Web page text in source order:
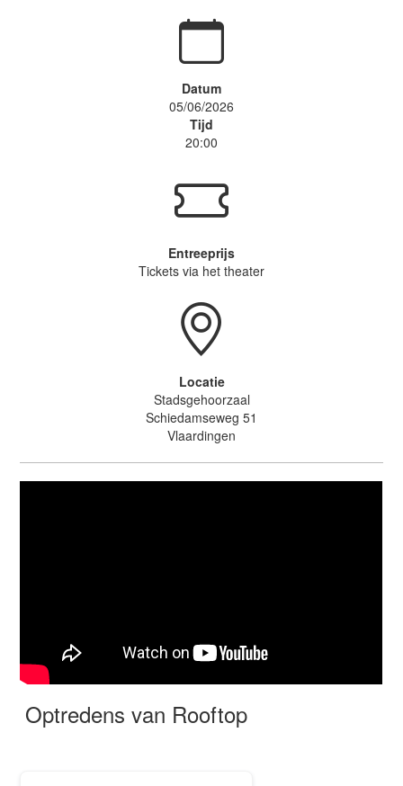
Datum
05/06/2026
Tijd
20:00
Entreeprijs
Tickets via het theater
Locatie
Stadsgehoorzaal
Schiedamseweg 51
Vlaardingen
Optredens van Rooftop